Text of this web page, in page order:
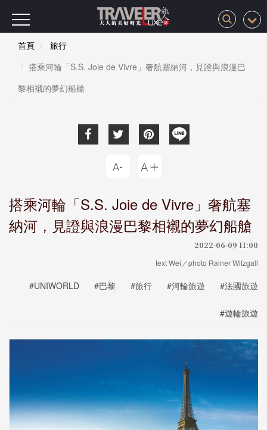
首頁
旅行
搭乘河輪「S.S. Joie de Vivre」奢航塞納河，見證與浪漫巴
黎相襯的夢幻船艙
搭乘河輪「S.S. Joie de Vivre」奢航塞
納河，見證與浪漫巴黎相襯的夢幻船艙
2022-06-09 11:00
text Wei／photo Rainer Witzgall
#UNIWORLD #巴黎 #旅行 #河輪旅遊 #法國旅遊
#遊輪旅遊